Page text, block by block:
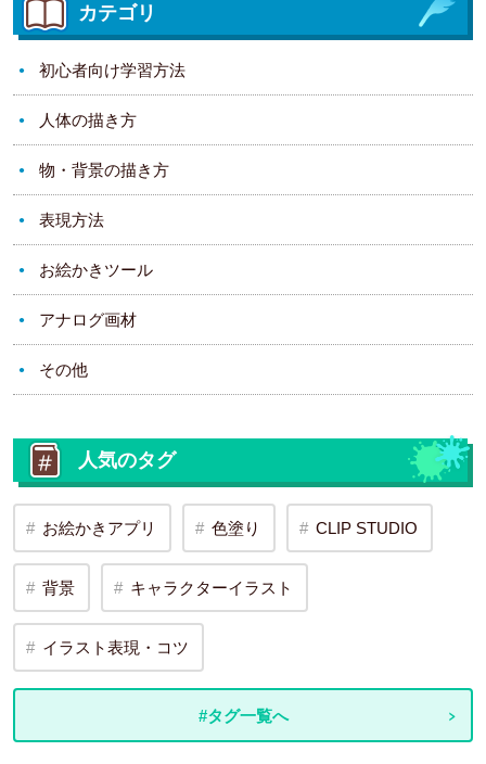
カテゴリ
初心者向け学習方法
人体の描き方
物・背景の描き方
表現方法
お絵かきツール
アナログ画材
その他
人気のタグ
お絵かきアプリ 色塗り CLIP STUDIO
背景 キャラクターイラスト
イラスト表現・コツ
#タグ一覧へ